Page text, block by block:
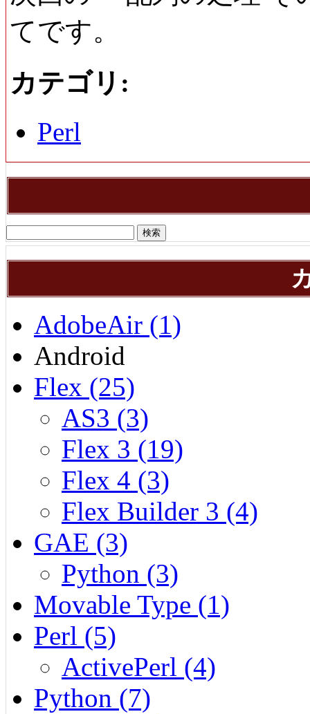
てです。
カテゴリ :
Perl
AdobeAir (1)
Android
Flex (25)
AS3 (3)
Flex 3 (19)
Flex 4 (3)
Flex Builder 3 (4)
GAE (3)
Python (3)
Movable Type (1)
Perl (5)
ActivePerl (4)
Python (7)